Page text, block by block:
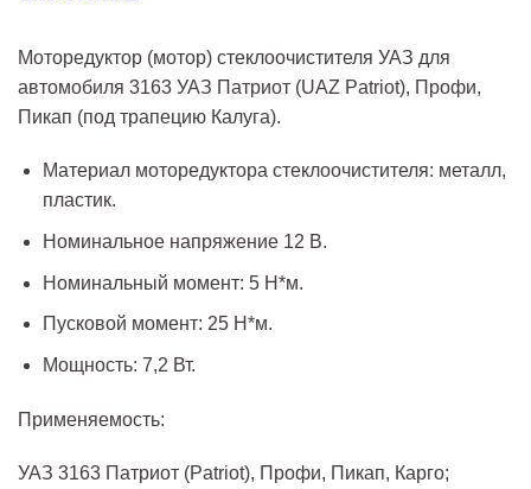
Моторедуктор (мотор) стеклоочистителя УАЗ для
автомобиля 3163 УАЗ Патриот (UAZ Patriot), Профи,
Пикап (под трапецию Калуга).
Материал моторедуктора стеклоочистителя: металл,
пластик.
Номинальное напряжение 12 В.
Номинальный момент: 5 Н*м.
Пусковой момент: 25 Н*м.
Мощность: 7,2 Вт.
Применяемость:
УАЗ 3163 Патриот (Patriot), Профи, Пикап, Карго;